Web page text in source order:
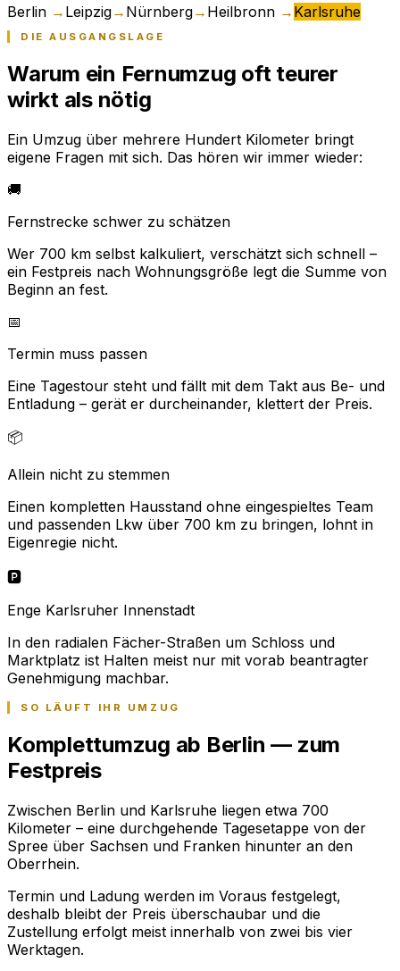
Berlin → Leipzig→ Nürnberg→ Heilbronn → Karlsruhe
DIE AUSGANGSLAGE
Warum ein Fernumzug oft teurer
wirkt als nötig
Ein Umzug über mehrere Hundert Kilometer bringt
eigene Fragen mit sich. Das hören wir immer wieder:
🚚
Fernstrecke schwer zu schätzen
Wer 700 km selbst kalkuliert, verschätzt sich schnell –
ein Festpreis nach Wohnungsgröße legt die Summe von
Beginn an fest.
📅
Termin muss passen
Eine Tagestour steht und fällt mit dem Takt aus Be- und
Entladung – gerät er durcheinander, klettert der Preis.
📦
Allein nicht zu stemmen
Einen kompletten Hausstand ohne eingespieltes Team
und passenden Lkw über 700 km zu bringen, lohnt in
Eigenregie nicht.
🅿️
Enge Karlsruher Innenstadt
In den radialen Fächer-Straßen um Schloss und
Marktplatz ist Halten meist nur mit vorab beantragter
Genehmigung machbar.
SO LÄUFT IHR UMZUG
Komplettumzug ab Berlin — zum
Festpreis
Zwischen Berlin und Karlsruhe liegen etwa 700
Kilometer – eine durchgehende Tagesetappe von der
Spree über Sachsen und Franken hinunter an den
Oberrhein.
Termin und Ladung werden im Voraus festgelegt,
deshalb bleibt der Preis überschaubar und die
Zustellung erfolgt meist innerhalb von zwei bis vier
Werktagen.